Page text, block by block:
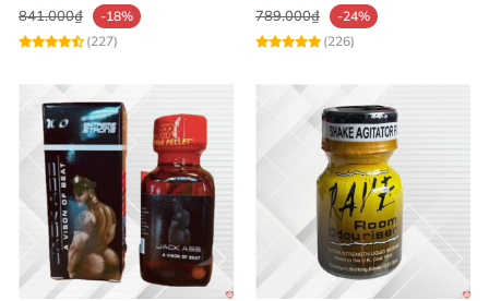
841.000₫
-18%
(227)
789.000₫
-24%
(226)